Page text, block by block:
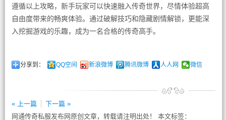
遵循以上攻略，新手玩家可以快速融入传奇世界，尽情体验超高
自由度带来的畅爽体验。通过破解技巧和隐藏剧情解锁，更能深
入挖掘游戏的乐趣，成为一名合格的传奇高手。
分享到： QQ空间 新浪微博 腾讯微博 人人网 微信
« 上一篇
下一篇 »
网通传奇私服发布网原创文章，转载请注明出处！ 本文标签：